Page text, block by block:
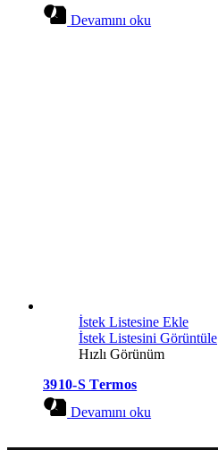
Devamını oku
İstek Listesine Ekle
İstek Listesini Görüntüle
Hızlı Görünüm
3910-S Termos
Devamını oku